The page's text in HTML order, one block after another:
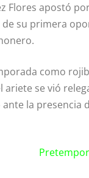
Flores apostó
su primera
como
ariete se vió
la presencia